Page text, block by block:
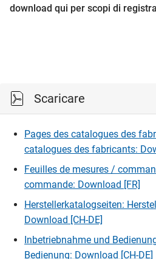
download qui per scopi di
Scaricare
Pages des catalogues des
catalogues des fabricants:
Feuilles de mesures /
commande: Download [FR]
Herstellerkatalogseiten:
Download [CH-DE]
Inbetriebnahme und
Bedienung: Download [CH-DE]